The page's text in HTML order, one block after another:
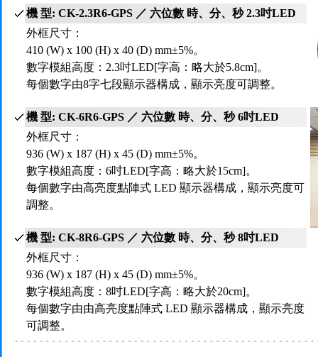
機 型: CK-2.3R6-GPS ／ 六位數 時、分、秒 2.3吋LED
外框尺寸：
410 (W) x 100 (H) x 40 (D) mm±5%。
數字模組高度：2.3吋LED[字高：略大於5.8cm]。
每個數字由8字七段顯示器構成，顯示亮度可調整。
機 型: CK-6R6-GPS ／ 六位數 時、分、秒 6吋LED
外框尺寸：
936 (W) x 187 (H) x 45 (D) mm±5%。
數字模組高度：6吋LED[字高：略大於15cm]。
每個數字由高亮度點陣式 LED 顯示器構成，顯示亮度可
調整。
機 型: CK-8R6-GPS ／ 六位數 時、分、秒 8吋LED
外框尺寸：
936 (W) x 187 (H) x 45 (D) mm±5%。
數字模組高度：8吋LED[字高：略大於20cm]。
每個數字由由高亮度點陣式 LED 顯示器構成，顯示亮度
可調整。